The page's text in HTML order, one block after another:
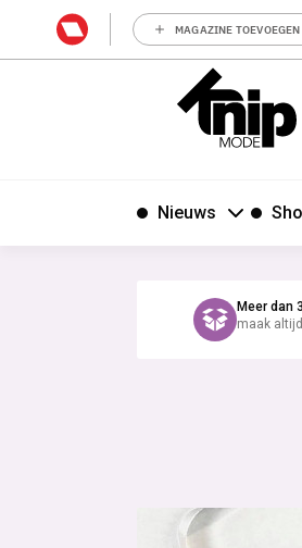
MAGAZINE TOEVOEGEN
Nieuws
Meer dan
maak